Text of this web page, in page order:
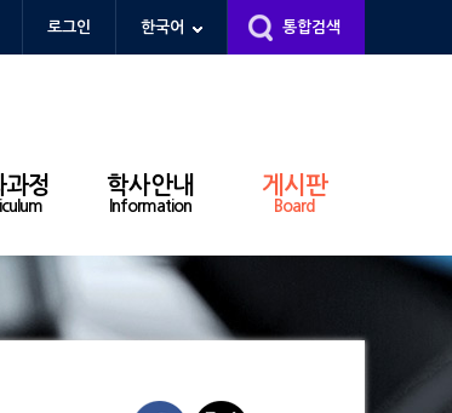
로그인 한국어 통합검색
과정 학사안내
Information
게시판
Board